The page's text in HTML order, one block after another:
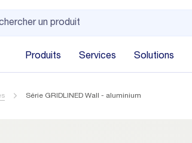
Produits Services Solutions
Série GRIDLINED Wall - aluminium